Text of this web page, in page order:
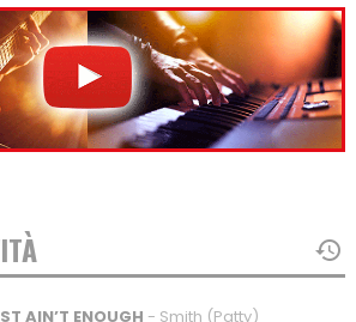
AIN’T ENOUGH - Smith (Patty)